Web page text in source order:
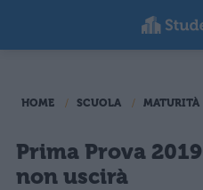
HOME SCUOLA MATURITÀ
Prima Prova
non uscirà